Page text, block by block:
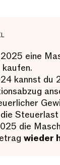
eine
kannst du
Steuerlast
die
wieder